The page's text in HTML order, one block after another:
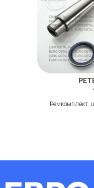
Ремкомплект,